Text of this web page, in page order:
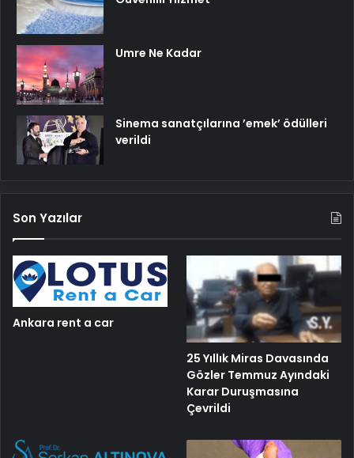
Umre Ne Kadar
Sinema sanatçılarına ’emek’ ödülleri
verildi
Son Yazılar
Ankara rent a car
25 Yıllık Miras Davasında
Gözler Temmuz Ayındaki
Karar Duruşmasına
Çevrildi